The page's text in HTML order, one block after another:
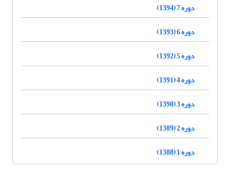
دوره 7 (1394)
دوره 6 (1393)
دوره 5 (1392)
دوره 4 (1391)
دوره 3 (1390)
دوره 2 (1389)
دوره 1 (1388)